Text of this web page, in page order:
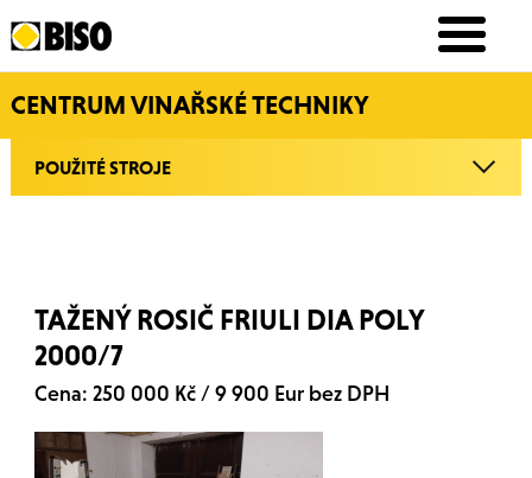
CENTRUM VINAŘSKÉ TECHNIKY
POUŽITÉ STROJE
TAŽENÝ ROSIČ FRIULI DIA POLY
2000/7
Cena: 250 000 Kč / 9 900 Eur bez DPH